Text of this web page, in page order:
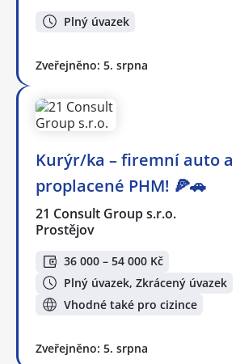
Plný úvazek
Zveřejněno: 5. srpna
Kurýr/ka – firemní auto a
proplacené PHM! 🍕🚗
21 Consult Group s.r.o.
Prostějov
36 000 – 54 000 Kč
Plný úvazek, Zkrácený úvazek
Vhodné také pro cizince
Zveřejněno: 5. srpna